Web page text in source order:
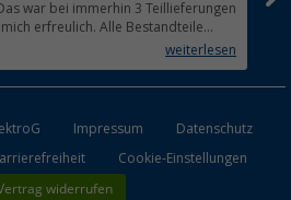
war bei immerhin 3 Teillieferungen
erfreulich. Alle Bestandteile
in Ordnung. Das Gerät (Gasgrill)weiterlesen
Impressum
Datenschutz
Cookie-Einstellungen
widerrufen